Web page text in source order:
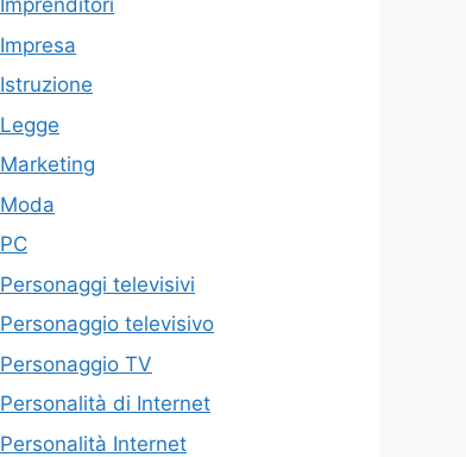
Imprenditori
Impresa
Istruzione
Legge
Marketing
Moda
PC
Personaggi televisivi
Personaggio televisivo
Personaggio TV
Personalità di Internet
Personalità Internet